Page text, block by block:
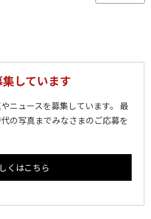
しています
ニュースを募集しています。 最
の写真までみなさまのご応募を
くはこちら